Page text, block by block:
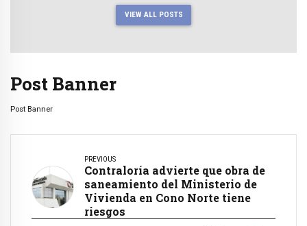
VIEW ALL POSTS
Post Banner
Post Banner
PREVIOUS
Contraloría advierte que obra de
saneamiento del Ministerio de
Vivienda en Cono Norte tiene
riesgos